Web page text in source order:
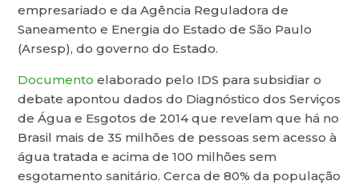
empresariado e da Agência Reguladora de
Saneamento e Energia do Estado de São Paulo
(Arsesp), do governo do Estado.
Documento elaborado pelo IDS para subsidiar o
debate apontou dados do Diagnóstico dos Serviços
de Água e Esgotos de 2014 que revelam que há no
Brasil mais de 35 milhões de pessoas sem acesso à
água tratada e acima de 100 milhões sem
esgotamento sanitário. Cerca de 80% da população